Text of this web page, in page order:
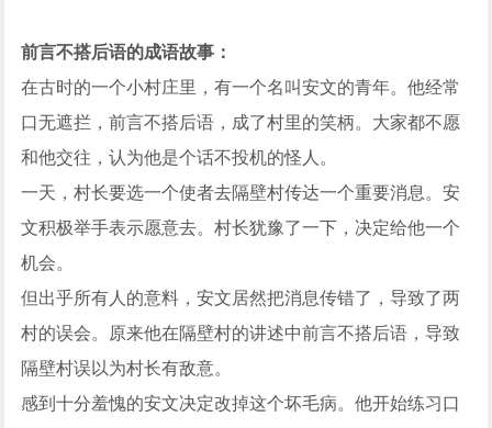
前言不搭后语的成语故事：
在古时的一个小村庄里，有一个名叫安文的青年。他经常
口无遮拦，前言不搭后语，成了村里的笑柄。大家都不愿
和他交往，认为他是个话不投机的怪人。
一天，村长要选一个使者去隔壁村传达一个重要消息。安
文积极举手表示愿意去。村长犹豫了一下，决定给他一个
机会。
但出乎所有人的意料，安文居然把消息传错了，导致了两
村的误会。原来他在隔壁村的讲述中前言不搭后语，导致
隔壁村误以为村长有敌意。
感到十分羞愧的安文决定改掉这个坏毛病。他开始练习口